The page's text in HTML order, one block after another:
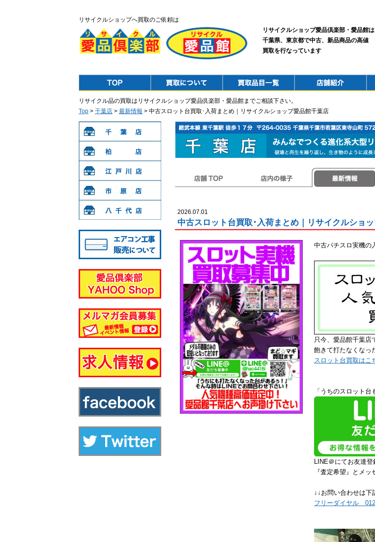
リサイクルショップへ買取のご依頼は
リサイクルショップ愛品倶楽部・愛品館は
千葉県、東京都で中古、新品商品の高値
買取を行なっています
リサイクル品の買取はリサイクルショップ愛品倶楽部・愛品館までご相談下さい。
Top > 千葉店 > 最新情報 > 中古スロット台買取･入荷まとめ｜リサイクルショップ愛品館千葉店
2026.07.01
中古スロット台買取･入荷まとめ｜リサイクルショ
中古パチスロ実機
只今、愛品館千葉店
飽きて打たなくなっ
スロット台買取はこ
「うちのスロット
LINE＠にてお友達
『査定希望』とメ
↓↓お問い合わせは下
フリーダイヤル